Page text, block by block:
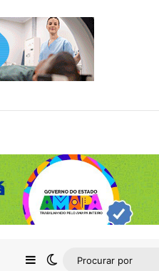
Barra Lateral
Switch skin